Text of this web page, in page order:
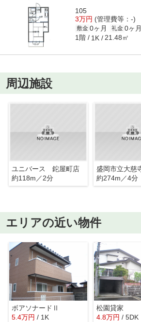
105
3万円 (管理費等：-)
敷金 0ヶ月 礼金 0ヶ月
1階 1K 21.48㎡
周辺施設
ユニバース 鉈屋町店
約118m／2分
盛岡市立大慈
約274m／4分
エリアの近い物件
ボアソナードⅡ
5.4万円 / 1K
松園貸家
4.8万円 / 5DK